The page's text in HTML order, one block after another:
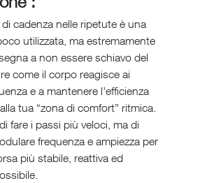
di cadenza nelle ripetute è una
utilizzata, ma estremamente
a non essere schiavo del
come il corpo reagisce ai
e a mantenere l’efficienza
tua “zona di comfort” ritmica.
fare i passi più veloci, ma di
frequenza e ampiezza per
più stabile, reattiva ed